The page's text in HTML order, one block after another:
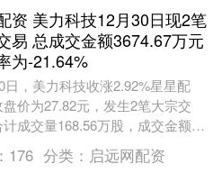
资 美力科技12月30日现2笔
易 总成交金额3674.67万元
为-21.64%
日，美力科技收涨2.92%星星配
盘价为27.82元，发生2笔大宗交
成交量168.56万股，成交金额
万元。 第1笔成交价格为....
176 分类： 启远网配资